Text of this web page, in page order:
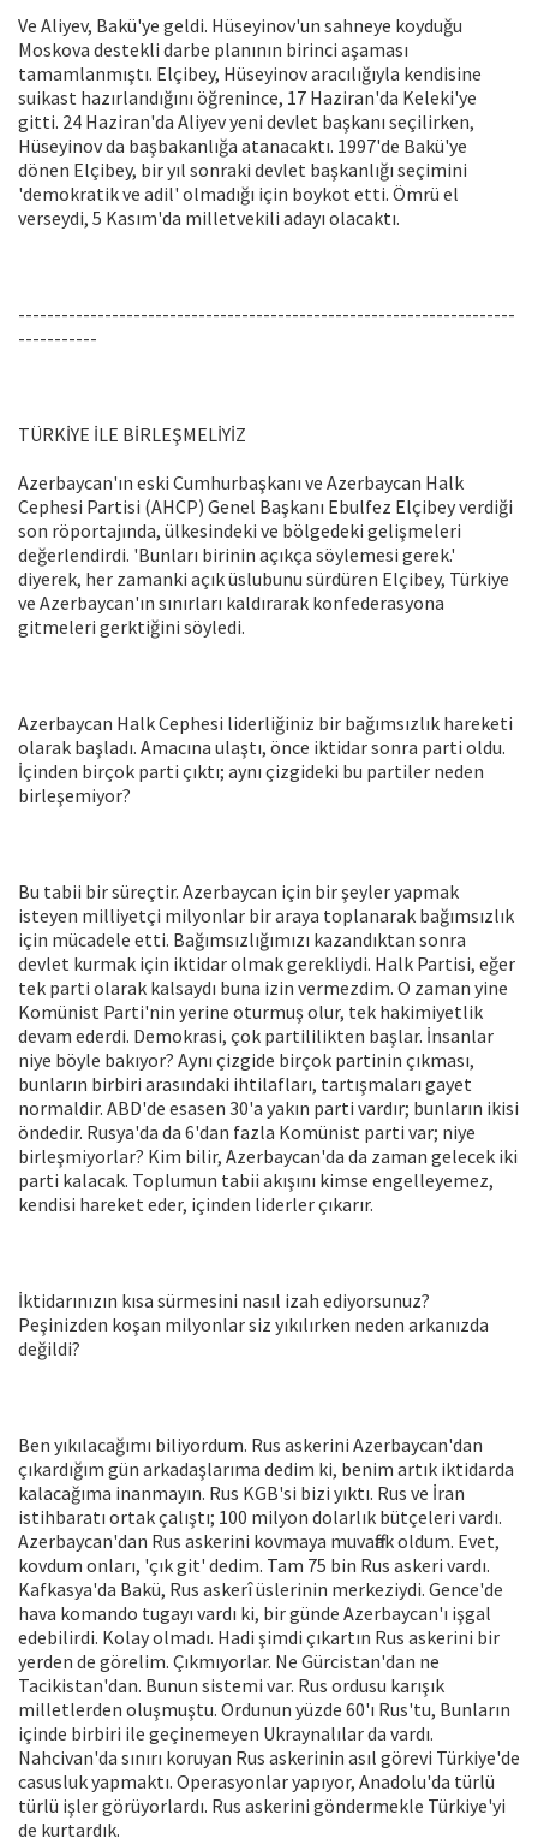
Ve Aliyev, Bakü'ye geldi. Hüseyinov'un sahneye koyduğu
Moskova destekli darbe planının birinci aşaması
tamamlanmıştı. Elçibey, Hüseyinov aracılığıyla kendisine
suikast hazırlandığını öğrenince, 17 Haziran'da Keleki'ye
gitti. 24 Haziran'da Aliyev yeni devlet başkanı seçilirken,
Hüseyinov da başbakanlığa atanacaktı. 1997'de Bakü'ye
dönen Elçibey, bir yıl sonraki devlet başkanlığı seçimini
'demokratik ve adil' olmadığı için boykot etti. Ömrü el
verseydi, 5 Kasım'da milletvekili adayı olacaktı.
---------------------------------------------------------------------
-----------
TÜRKİYE İLE BİRLEŞMELİYİZ
Azerbaycan'ın eski Cumhurbaşkanı ve Azerbaycan Halk
Cephesi Partisi (AHCP) Genel Başkanı Ebulfez Elçibey verdiği
son röportajında, ülkesindeki ve bölgedeki gelişmeleri
değerlendirdi. 'Bunları birinin açıkça söylemesi gerek.'
diyerek, her zamanki açık üslubunu sürdüren Elçibey, Türkiye
ve Azerbaycan'ın sınırları kaldırarak konfederasyona
gitmeleri gerktiğini söyledi.
Azerbaycan Halk Cephesi liderliğiniz bir bağımsızlık hareketi
olarak başladı. Amacına ulaştı, önce iktidar sonra parti oldu.
İçinden birçok parti çıktı; aynı çizgideki bu partiler neden
birleşemiyor?
Bu tabii bir süreçtir. Azerbaycan için bir şeyler yapmak
isteyen milliyetçi milyonlar bir araya toplanarak bağımsızlık
için mücadele etti. Bağımsızlığımızı kazandıktan sonra
devlet kurmak için iktidar olmak gerekliydi. Halk Partisi, eğer
tek parti olarak kalsaydı buna izin vermezdim. O zaman yine
Komünist Parti'nin yerine oturmuş olur, tek hakimiyetlik
devam ederdi. Demokrasi, çok partililikten başlar. İnsanlar
niye böyle bakıyor? Aynı çizgide birçok partinin çıkması,
bunların birbiri arasındaki ihtilafları, tartışmaları gayet
normaldir. ABD'de esasen 30'a yakın parti vardır; bunların ikisi
öndedir. Rusya'da da 6'dan fazla Komünist parti var; niye
birleşmiyorlar? Kim bilir, Azerbaycan'da da zaman gelecek iki
parti kalacak. Toplumun tabii akışını kimse engelleyemez,
kendisi hareket eder, içinden liderler çıkarır.
İktidarınızın kısa sürmesini nasıl izah ediyorsunuz?
Peşinizden koşan milyonlar siz yıkılırken neden arkanızda
değildi?
Ben yıkılacağımı biliyordum. Rus askerini Azerbaycan'dan
çıkardığım gün arkadaşlarıma dedim ki, benim artık iktidarda
kalacağıma inanmayın. Rus KGB'si bizi yıktı. Rus ve İran
istihbaratı ortak çalıştı; 100 milyon dolarlık bütçeleri vardı.
Azerbaycan'dan Rus askerini kovmaya muvaffak oldum. Evet,
kovdum onları, 'çık git' dedim. Tam 75 bin Rus askeri vardı.
Kafkasya'da Bakü, Rus askerî üslerinin merkeziydi. Gence'de
hava komando tugayı vardı ki, bir günde Azerbaycan'ı işgal
edebilirdi. Kolay olmadı. Hadi şimdi çıkartın Rus askerini bir
yerden de görelim. Çıkmıyorlar. Ne Gürcistan'dan ne
Tacikistan'dan. Bunun sistemi var. Rus ordusu karışık
milletlerden oluşmuştu. Ordunun yüzde 60'ı Rus'tu, Bunların
içinde birbiri ile geçinemeyen Ukraynalılar da vardı.
Nahcivan'da sınırı koruyan Rus askerinin asıl görevi Türkiye'de
casusluk yapmaktı. Operasyonlar yapıyor, Anadolu'da türlü
türlü işler görüyorlardı. Rus askerini göndermekle Türkiye'yi
de kurtardık.